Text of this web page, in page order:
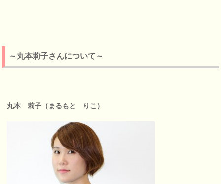
～丸本莉子さんについて～
丸本 莉子（まるもと りこ）